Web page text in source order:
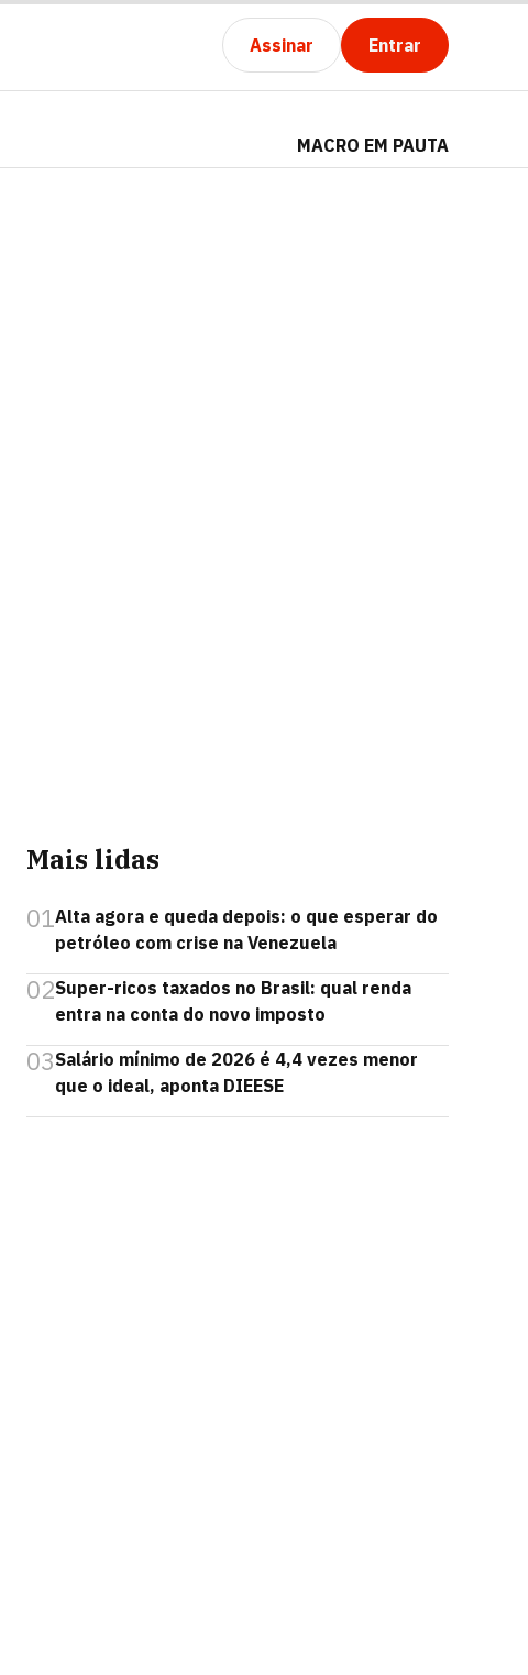
Assinar Entrar
MACRO EM PAUTA
Mais lidas
01Alta agora e queda depois: o que esperar do
petróleo com crise na Venezuela
02Super-ricos taxados no Brasil: qual renda
entra na conta do novo imposto
03Salário mínimo de 2026 é 4,4 vezes menor
que o ideal, aponta DIEESE